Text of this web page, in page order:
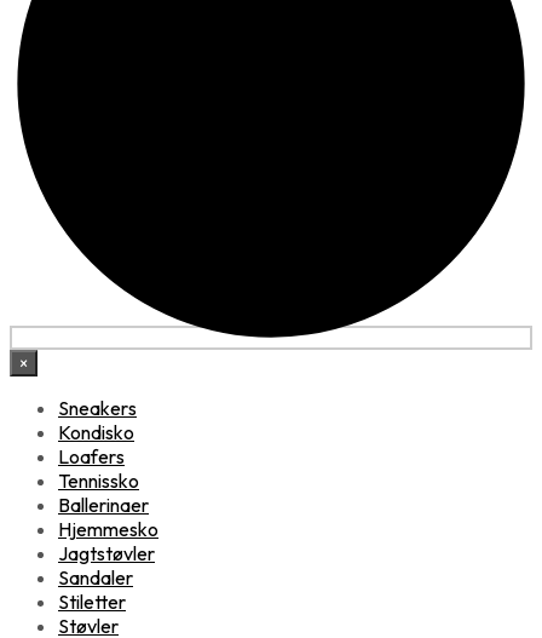
×
Sneakers
Kondisko
Loafers
Tennissko
Ballerinaer
Hjemmesko
Jagtstøvler
Sandaler
Stiletter
Støvler